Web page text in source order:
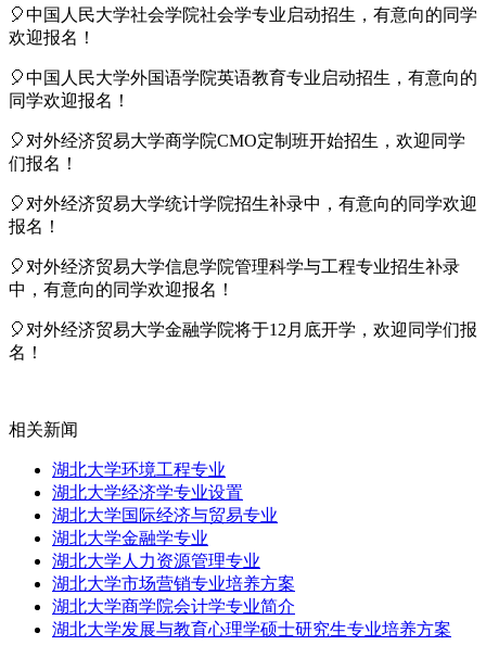
🎈中国人民大学社会学院社会学专业启动招生，有意向的同学
欢迎报名！
🎈中国人民大学外国语学院英语教育专业启动招生，有意向的
同学欢迎报名！
🎈对外经济贸易大学商学院CMO定制班开始招生，欢迎同学
们报名！
🎈对外经济贸易大学统计学院招生补录中，有意向的同学欢迎
报名！
🎈对外经济贸易大学信息学院管理科学与工程专业招生补录
中，有意向的同学欢迎报名！
🎈对外经济贸易大学金融学院将于12月底开学，欢迎同学们报
名！
相关新闻
湖北大学环境工程专业
湖北大学经济学专业设置
湖北大学国际经济与贸易专业
湖北大学金融学专业
湖北大学人力资源管理专业
湖北大学市场营销专业培养方案
湖北大学商学院会计学专业简介
湖北大学发展与教育心理学硕士研究生专业培养方案